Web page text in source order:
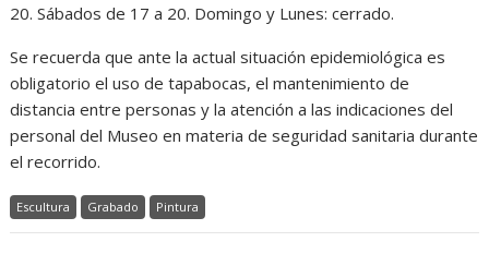
20. Sábados de 17 a 20. Domingo y Lunes: cerrado.
Se recuerda que ante la actual situación epidemiológica es
obligatorio el uso de tapabocas, el mantenimiento de
distancia entre personas y la atención a las indicaciones del
personal del Museo en materia de seguridad sanitaria durante
el recorrido.
Escultura Grabado Pintura